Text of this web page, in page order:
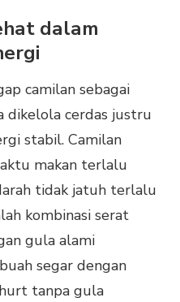
dalam
camilan sebagai
dikelola cerdas justru
stabil. Camilan
makan terlalu
tidak jatuh terlalu
kombinasi serat
gula alami
segar dengan
tanpa gula